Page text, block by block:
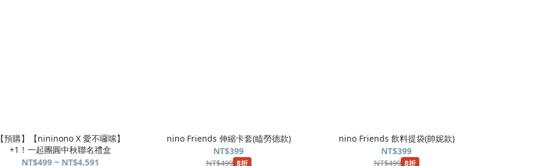
【預購】【nininono X 愛不囉嗦】
+1！一起團圓中秋聯名禮盒
NT$499 ~ NT$4,591
nino Friends 伸縮卡套(瞌勞德款)
NT$399
NT$499 8折
nino Friends 飲料提袋(帥妮款)
NT$399
NT$499 8折